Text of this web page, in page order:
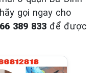
gọi ngay cho
389 833 để được